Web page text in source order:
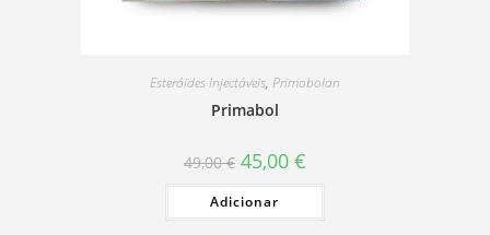
Esteróides Injectáveis, Primobolan
Primabol
49,00€ O
preço
original
era:
49,00 €.
45,00 €
atual
45,00 €.
Adicionar